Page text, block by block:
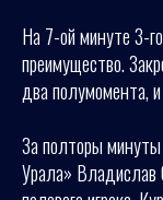
На 7-ой минуте 3-
преимущество.
два полумомента,
За полторы
Урала» Владислав